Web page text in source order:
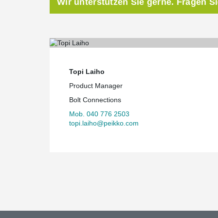
Wir unterstützen Sie gerne. Fragen
Topi Laiho
Product Manager
Bolt Connections
Mob. 040 776 2503
topi.laiho@peikko.com